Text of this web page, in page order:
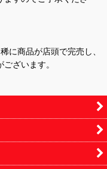
に商品が店頭で完売し、
ざいます。